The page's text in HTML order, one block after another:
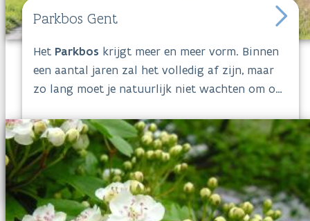
Parkbos Gent
Het Parkbos krijgt meer en meer vorm. Binnen
een aantal jaren zal het volledig af zijn, maar
zo lang moet je natuurlijk niet wachten om op
van Gent, is al meer dan een bezoekje waard.
Breng bijvoorbeeld eens een bezoek aan het
portaal Grand Noble, een van de
toegangspoorten. Of kies daar één van de
bewegwijzerde wandel-, fiets- en ruiterpaden.